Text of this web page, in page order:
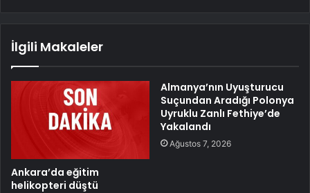
İlgili Makaleler
Ankara’da eğitim
helikopteri düştü
Almanya’nın Uyuşturucu
Suçundan Aradığı Polonya
Uyruklu Zanlı Fethiye’de
Yakalandı
Ağustos 7, 2026